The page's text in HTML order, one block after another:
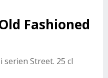
Fashioned
Street. 25 cl